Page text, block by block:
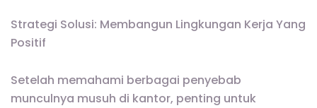
Strategi Solusi: Membangun Lingkungan Kerja Yang
Positif
Setelah memahami berbagai penyebab
munculnya musuh di kantor, penting untuk